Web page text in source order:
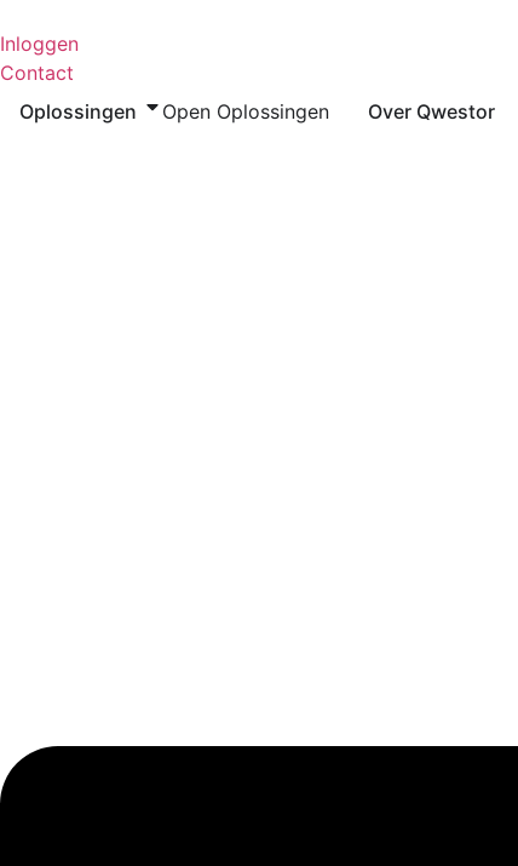
naar
de
inhoud
Inloggen
Contact
Oplossingen
Open Oplossingen Over Qwestor